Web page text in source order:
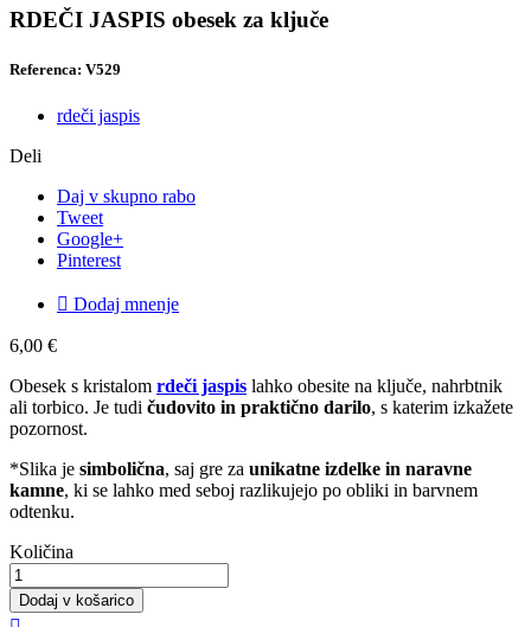
RDEČI JASPIS obesek za ključe
Referenca: V529
rdeči jaspis
Deli
Daj v skupno rabo
Tweet
Google+
Pinterest
 Dodaj mnenje
6,00 €
Obesek s kristalom rdeči jaspis lahko obesite na ključe, nahrbtnik
ali torbico. Je tudi čudovito in praktično darilo, s katerim izkažete
pozornost.
*Slika je simbolična, saj gre za unikatne izdelke in naravne
kamne, ki se lahko med seboj razlikujejo po obliki in barvnem
odtenku.
Količina
Dodaj v košarico